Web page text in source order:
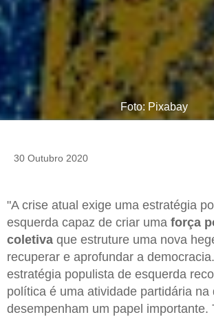
Foto: Pixabay
30 Outubro 2020
"A crise atual exige uma estratégia
esquerda capaz de criar uma força
coletiva que estruture uma nova
recuperar e aprofundar a
estratégia populista de esquerda
política é uma atividade partidária na
desempenham um papel importante.